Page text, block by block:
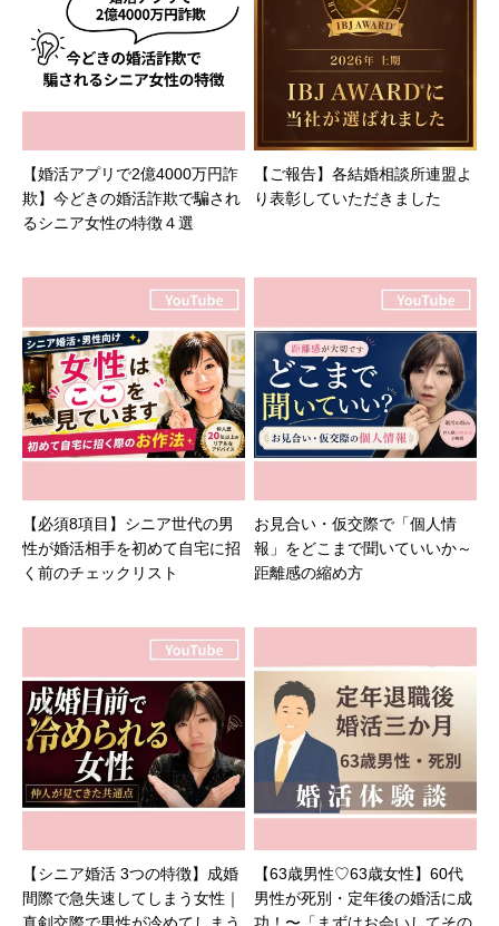
【婚活アプリで2億4000万円詐
欺】今どきの婚活詐欺で騙され
るシニア女性の特徴４選
【ご報告】各結婚相談所連盟よ
り表彰していただきました
【必須8項目】シニア世代の男
性が婚活相手を初めて自宅に招
く前のチェックリスト
お見合い・仮交際で「個人情
報」をどこまで聞いていいか～
距離感の縮め方
【シニア婚活 3つの特徴】成婚
間際で急失速してしまう女性｜
真剣交際で男性が冷めてしまう
【63歳男性♡63歳女性】60代
男性が死別・定年後の婚活に成
功！〜「まずはお会いしてその